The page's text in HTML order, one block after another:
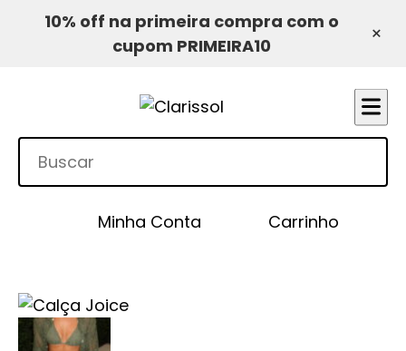
10% off na primeira compra com o
cupom PRIMEIRA10
×
Minha Conta Carrinho